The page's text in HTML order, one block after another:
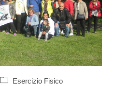
Categoria
Esercizio Fisico